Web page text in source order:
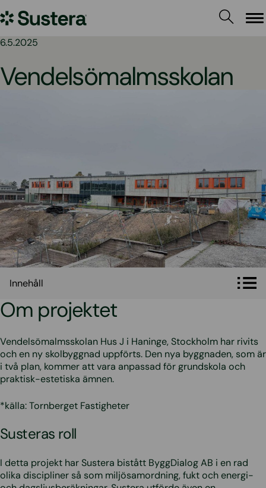
till
Sustera
Sweden
6.5.2025
Vendelsömalmsskolan
Innehåll
Om projektet
Vendelsömalmsskolan Hus J i Haninge, Stockholm har rivits
och en ny skolbyggnad uppförts. Den nya byggnaden, som är
i två plan, kommer att vara anpassad för grundskola och
praktisk-estetiska ämnen.
*källa: Tornberget Fastigheter
Susteras roll
I detta projekt har Sustera bistått ByggDialog AB i en rad
olika discipliner så som miljösamordning, fukt och energi-